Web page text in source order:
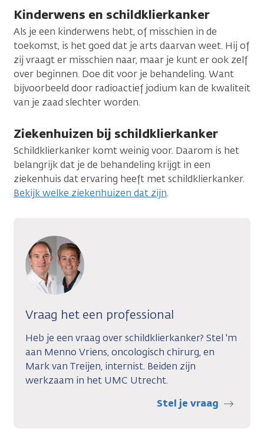
Kinderwens en schildklierkanker
Als je een kinderwens hebt, of misschien in de
toekomst, is het goed dat je arts daarvan weet. Hij of
zij vraagt er misschien naar, maar je kunt er ook zelf
over beginnen. Doe dit voor je behandeling. Want
bijvoorbeeld door radioactief jodium kan de kwaliteit
van je zaad slechter worden.
Ziekenhuizen bij schildklierkanker
Schildklierkanker komt weinig voor. Daarom is het
belangrijk dat je de behandeling krijgt in een
ziekenhuis dat ervaring heeft met schildklierkanker.
Bekijk welke ziekenhuizen dat zijn.
Vraag het een professional
Heb je een vraag over schildklierkanker? Stel 'm
aan Menno Vriens, oncologisch chirurg, en
Mark van Treijen, internist. Beiden zijn
werkzaam in het UMC Utrecht.
Stel je vraag